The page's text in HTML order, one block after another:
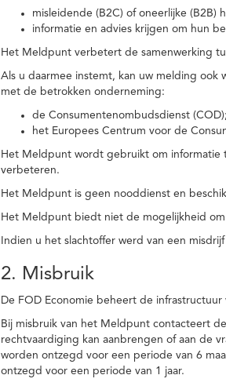
misleidende (B2C) of oneerlijke (B2B)
informatie en advies krijgen om hun
Het Meldpunt verbetert de samenwerking
Als u daarmee instemt, kan uw melding
met de betrokken onderneming:
de Consumentenombudsdienst
het Europees Centrum voor de
Het Meldpunt wordt gebruikt om informatie
verbeteren.
Het Meldpunt is geen nooddienst en
Het Meldpunt biedt niet de mogelijkheid
Indien u het slachtoffer werd van een
2. Misbruik
De FOD Economie beheert de
Bij misbruik van het Meldpunt contacteert
rechtvaardiging kan aanbrengen of aan de
worden ontzegd voor een periode van 6
ontzegd voor een periode van 1 jaar.